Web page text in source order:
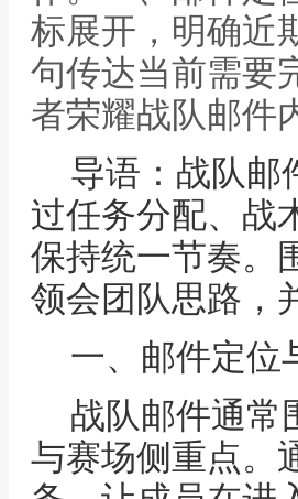
标展开，明确近
句传达当前需要
者荣耀战队邮件
导语：战队邮
过任务分配、战
保持统一节奏。
领会团队思路，
一、邮件定位
战队邮件通常
与赛场侧重点。